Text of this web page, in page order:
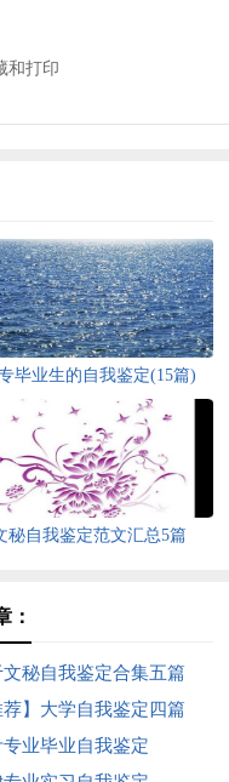
和打印
毕业生的自我鉴定(15篇)
秘自我鉴定范文汇总5篇
：
文秘自我鉴定合集五篇
荐】大学自我鉴定四篇
业毕业自我鉴定